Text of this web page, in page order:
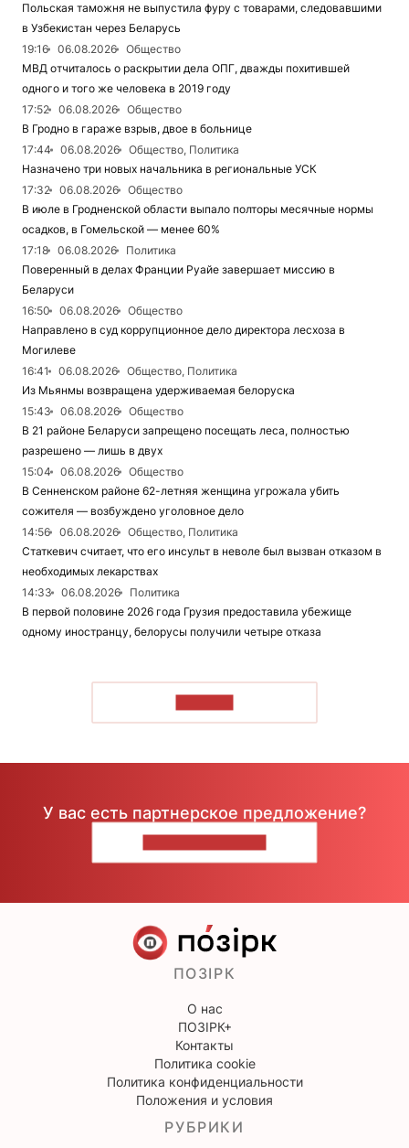
Польская таможня не выпустила фуру с товарами, следовавшими
в Узбекистан через Беларусь
19:16
06.08.2026
Общество
МВД отчиталось о раскрытии дела ОПГ, дважды похитившей
одного и того же человека в 2019 году
17:52
06.08.2026
Общество
В Гродно в гараже взрыв, двое в больнице
17:44
06.08.2026
Общество, Политика
Назначено три новых начальника в региональные УСК
17:32
06.08.2026
Общество
В июле в Гродненской области выпало полторы месячные нормы
осадков, в Гомельской — менее 60%
17:18
06.08.2026
Политика
Поверенный в делах Франции Руайе завершает миссию в
Беларуси
16:50
06.08.2026
Общество
Направлено в суд коррупционное дело директора лесхоза в
Могилеве
16:41
06.08.2026
Общество, Политика
Из Мьянмы возвращена удерживаемая белоруска
15:43
06.08.2026
Общество
В 21 районе Беларуси запрещено посещать леса, полностью
разрешено — лишь в двух
15:04
06.08.2026
Общество
В Сенненском районе 62-летняя женщина угрожала убить
сожителя — возбуждено уголовное дело
14:56
06.08.2026
Общество, Политика
Статкевич считает, что его инсульт в неволе был вызван отказом в
необходимых лекарствах
14:33
06.08.2026
Политика
В первой половине 2026 года Грузия предоставила убежище
одному иностранцу, белорусы получили четыре отказа
У вас есть партнерское предложение?
ПОЗІРК
О нас
ПОЗІРК+
Контакты
Политика cookie
Политика конфиденциальности
Положения и условия
РУБРИКИ